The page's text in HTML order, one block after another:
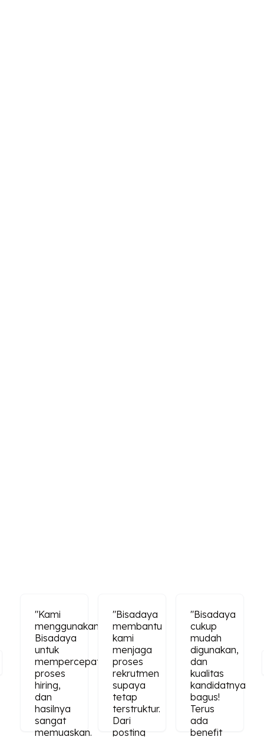
"Kami
menggunakan
Bisadaya
untuk
mempercepat
proses
hiring,
dan
hasilnya
sangat
memuaskan.
"Bisadaya
membantu
kami
menjaga
proses
rekrutmen
supaya
tetap
terstruktur.
Dari
posting
"Bisadaya
cukup
mudah
digunakan,
dan
kualitas
kandidatnya
bagus!
Terus
ada
benefit